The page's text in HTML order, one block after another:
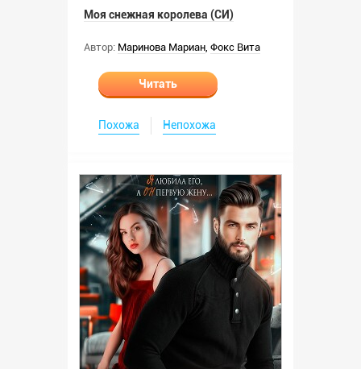
Моя снежная королева (СИ)
Автор: Маринова Мариан, Фокс Вита
Читать
Похожа Непохожа